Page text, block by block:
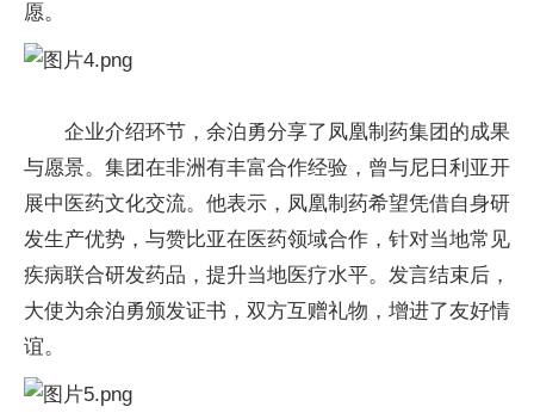
愿。
企业介绍环节，余泊勇分享了凤凰制药集团的成果
与愿景。集团在非洲有丰富合作经验，曾与尼日利亚开
展中医药文化交流。他表示，凤凰制药希望凭借自身研
发生产优势，与赞比亚在医药领域合作，针对当地常见
疾病联合研发药品，提升当地医疗水平。发言结束后，
大使为余泊勇颁发证书，双方互赠礼物，增进了友好情
谊。